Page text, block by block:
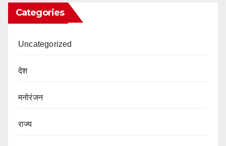
Categories
Uncategorized
देश
मनोरंजन
राज्य